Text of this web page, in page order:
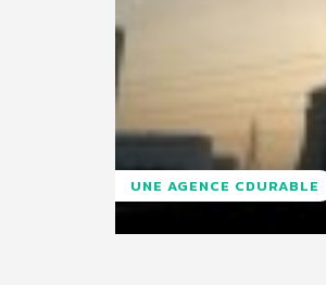
UNE AGENCE CDURABLE